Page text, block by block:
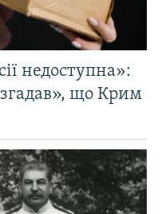
недоступна»:
що Крим